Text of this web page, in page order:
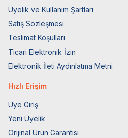
Üyelik ve Kullanım Şartları
Satış Sözleşmesi
Teslimat Koşulları
Ticari Elektronik İzin
Elektronik İleti Aydınlatma Metni
Hızlı Erişim
Üye Giriş
Yeni Üyelik
Orijinal Ürün Garantisi